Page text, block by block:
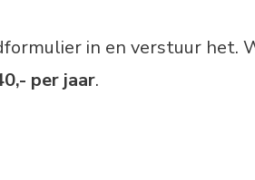
in en verstuur het.
per jaar.